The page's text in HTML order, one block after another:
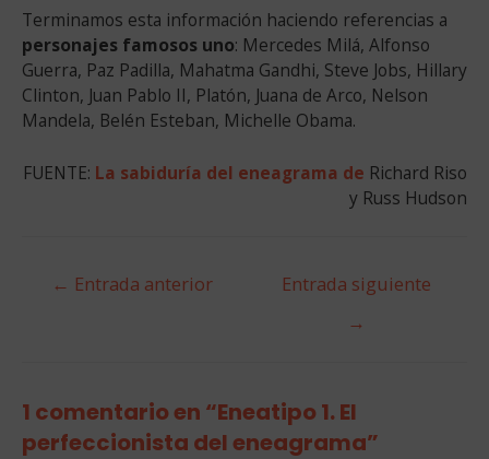
Terminamos esta información haciendo referencias a
personajes famosos uno: Mercedes Milá, Alfonso
Guerra, Paz Padilla, Mahatma Gandhi, Steve Jobs, Hillary
Clinton, Juan Pablo II, Platón, Juana de Arco, Nelson
Mandela, Belén Esteban, Michelle Obama.
FUENTE: La sabiduría del eneagrama de Richard Riso
y Russ Hudson
Navegación
← Entrada anterior
Entrada siguiente
→
1 comentario en “Eneatipo 1. El
perfeccionista del eneagrama”